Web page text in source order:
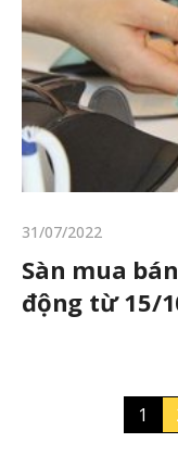
31/07/2022
Sàn mua
động từ 15/
1